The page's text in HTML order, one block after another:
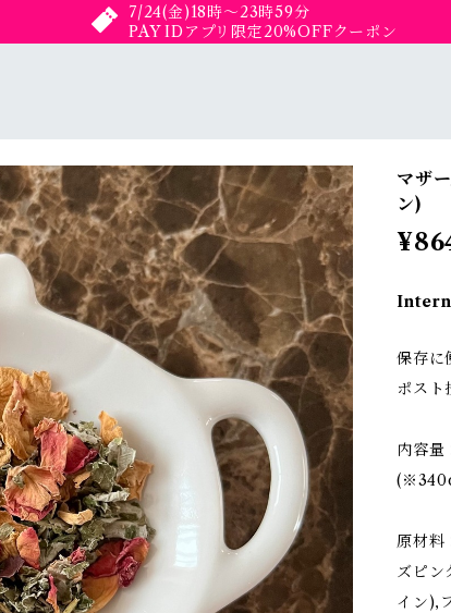
7/24(金)18時〜23時59分
PAY IDアプリ限定20%OFFクーポン
マザ
ン)
保存に
ポス
内容
原材料
ズピン
イン),